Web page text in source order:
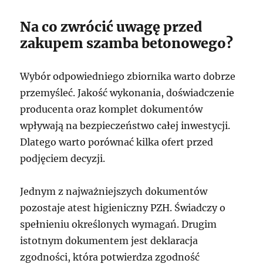
Na co zwrócić uwagę przed
zakupem szamba betonowego?
Wybór odpowiedniego zbiornika warto dobrze
przemyśleć. Jakość wykonania, doświadczenie
producenta oraz komplet dokumentów
wpływają na bezpieczeństwo całej inwestycji.
Dlatego warto porównać kilka ofert przed
podjęciem decyzji.
Jednym z najważniejszych dokumentów
pozostaje atest higieniczny PZH. Świadczy o
spełnieniu określonych wymagań. Drugim
istotnym dokumentem jest deklaracja
zgodności, która potwierdza zgodność